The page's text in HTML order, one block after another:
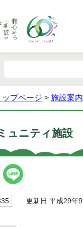
ップページ > 施設案内
ュニティ施設
更新日 平成29年9